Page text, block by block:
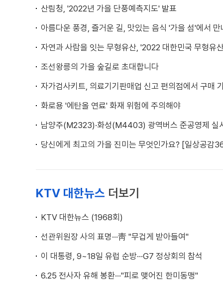
산림청, '2022년 가을 단풍예측지도' 발표
아름다운 풍경, 즐거운 길, 맛있는 음식 '가을 섬'에서 만
자연과 사람을 잇는 무형유산, '2022 대한민국 무형유
조선왕릉의 가을 숲길로 초대합니다
자가검사키트, 의료기기판매업 신고 편의점에서 구매
화로용 '에탄올 연료' 화재 위험에 주의해야
남양주(M2323)·화성(M4403) 광역버스 준공영제 실
당신에게 최고의 가을 진미는 무엇인가요? [일상공감
KTV 대한뉴스 더보기
KTV 대한뉴스 (1968회)
선관위원장 사의 표명···靑 "무겁게 받아들여"
이 대통령, 9~18일 유럽 순방···G7 정상회의 참석
6.25 전사자 유해 봉환···"피로 맺어진 한미동맹"